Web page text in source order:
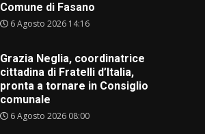
Comune di Fasano
6 Agosto 2026 14:16
Grazia Neglia, coordinatrice
cittadina di Fratelli d’Italia,
pronta a tornare in Consiglio
comunale
6 Agosto 2026 08:00